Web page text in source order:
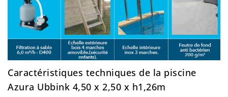
Caractéristiques techniques de la piscine
Azura Ubbink 4,50 x 2,50 x h1,26m